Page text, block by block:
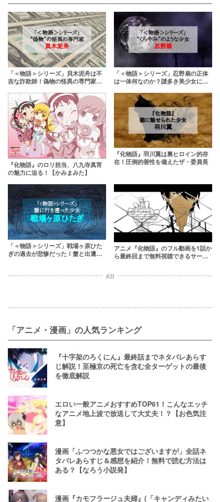
「＜物語＞シリーズ」貝木泥舟は不
吉な詐欺師！偽物の怪異の専門家を
「＜物語＞シリーズ」忍野扇の正体
は一体何なのか？謎多き美少女に迫
『化物語』のロリ担当、八九寺真宵
の魅力に迫る！【かみまみた】
『化物語』羽川翼は裏ヒロイン的存
在！圧倒的善性を備えたザ・委員長
「＜物語＞シリーズ」戦場ヶ原ひた
ぎの過去が悲惨だった！蟹と出遭っ
アニメ『化物語』のフル動画を1話か
ら最終回まで無料視聴できるサービ
AD
「アニメ・漫画」の人気ランキング
『十字架のろくにん』最終話までネタバレあらす
じ解説！至極京の死亡を含む全ターゲットの最後
を徹底解説
エロい一般アニメおすすめTOP61！こんなエッチ
なアニメ地上波で放送して大丈夫！？【お色気注
意】
漫画「ふつつかな悪女ではございますが」全話ネ
タバレあらすじ＆感想を紹介！無料で読む方法は
ある？【なろう小説発】
漫画『カモフラージュ夫婦』(「キャンディみたい